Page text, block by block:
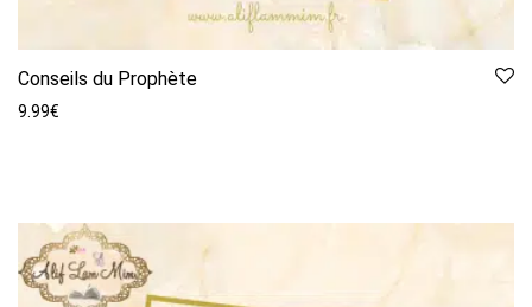
Conseils du Prophète
9.99€